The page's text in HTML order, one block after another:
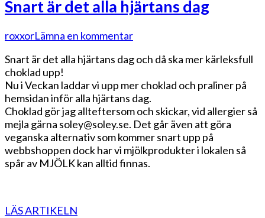
Snart är det alla hjärtans dag
roxxorLämna en kommentarpå
är
alla
hjärtans
dag
Snart är det alla hjärtans dag och då ska mer kärleksfull
choklad upp!
Nu i Veckan laddar vi upp mer choklad och praliner på
hemsidan inför alla hjärtans dag.
Choklad gör jag allteftersom och skickar, vid allergier så
mejla gärna soley@soley.se. Det går även att göra
veganska alternativ som kommer snart upp på
webbshoppen dock har vi mjölkprodukter i lokalen så
spår av MJÖLK kan alltid finnas.
LÄS ARTIKELN